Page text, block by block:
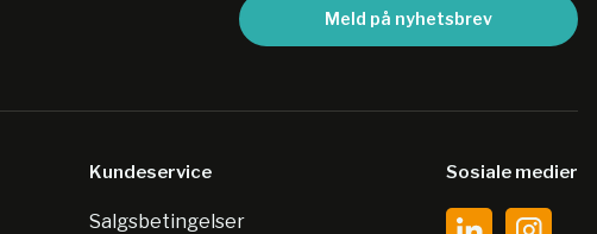
Meld på nyhetsbrev
Kundeservice
Salgsbetingelser
Sosiale medier